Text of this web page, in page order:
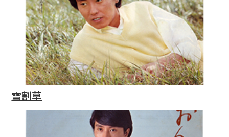
雪割草